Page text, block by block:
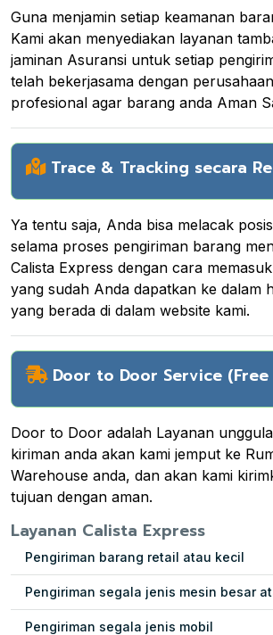
Guna menjamin setiap keamanan
Kami akan menyediakan layanan
jaminan Asuransi untuk setiap
telah bekerjasama dengan
profesional agar barang anda Aman
Trace & Tracking secara
Ya tentu saja, Anda bisa melacak
selama proses pengiriman barang
Calista Express dengan cara
yang sudah Anda dapatkan ke dalam
yang berada di dalam website kami.
Door to Door Service
Door to Door adalah Layanan
kiriman anda akan kami jemput ke
Warehouse anda, dan akan kami
tujuan dengan aman.
Layanan Calista Express
Pengiriman barang retail atau kecil
Pengiriman segala jenis mesin besar
Pengiriman segala jenis mobil